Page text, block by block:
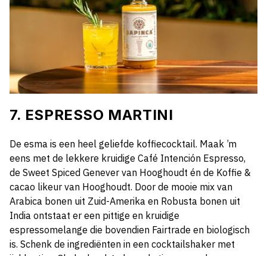
7. ESPRESSO MARTINI
De esma is een heel geliefde koffiecocktail. Maak ’m
eens met de lekkere kruidige Café Intención Espresso,
de Sweet Spiced Genever van Hooghoudt én de Koffie &
cacao likeur van Hooghoudt. Door de mooie mix van
Arabica bonen uit Zuid-Amerika en Robusta bonen uit
India ontstaat er een pittige en kruidige
espressomelange die bovendien Fairtrade en biologisch
is. Schenk de ingrediënten in een cocktailshaker met